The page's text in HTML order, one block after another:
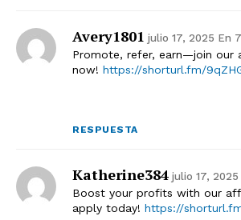
Avery1801 julio 17, 2025 En
Promote, refer, earn—join our
now! https://shorturl.fm/
RESPUESTA
Katherine384 julio 17, 2025
Boost your profits with our
apply today! https://